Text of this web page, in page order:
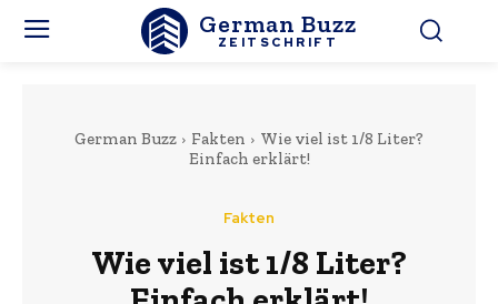
German Buzz
ZEITSCHRIFT
German Buzz Fakten
Wie viel ist 1/8 Liter?
Einfach erklärt!
Fakten
Wie viel ist 1/8 Liter?